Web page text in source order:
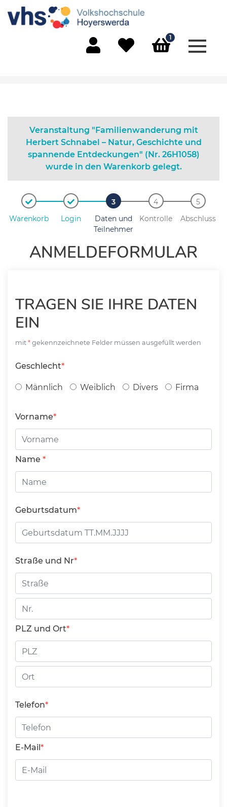
1
Veranstaltung "Familienwanderung mit
Herbert Schnabel – Natur, Geschichte und
spannende Entdeckungen" (Nr. 26H1058)
wurde in den Warenkorb gelegt.
Warenkorb Login
Daten und
Teilnehmer
Kontrolle Abschluss
ANMELDEFORMULAR
TRAGEN SIE IHRE DATEN
EIN
mit gekennzeichnete Felder müssen ausgefüllt werden
Geschlecht
Männlich Weiblich Divers Firma
Vorname
Name
Geburtsdatum
Straße und Nr
Straße
Hausnummer
PLZ und Ort
PLZ
Ort
Telefon
E-Mail